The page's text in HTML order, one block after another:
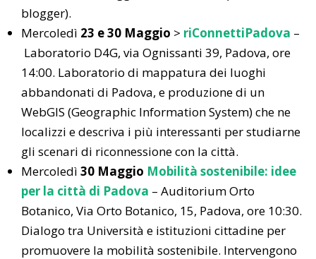
blogger).
Mercoledì 23 e30 Maggio > riConnettiPadova –
Laboratorio D4G, via Ognissanti 39, Padova, ore
14:00. Laboratorio di mappatura dei luoghi
abbandonati di Padova, e produzione di un
WebGIS (Geographic Information System) che ne
localizzi e descriva i più interessanti per studiarne
gli scenari di riconnessione con la città.
Mercoledì 30 Maggio Mobilità sostenibile: idee
per la città di Padova – Auditorium Orto
Botanico, Via Orto Botanico, 15, Padova, ore 10:30.
Dialogo tra Università e istituzioni cittadine per
promuovere la mobilità sostenibile. Intervengono